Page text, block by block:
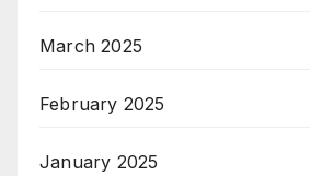
March 2025
February 2025
January 2025